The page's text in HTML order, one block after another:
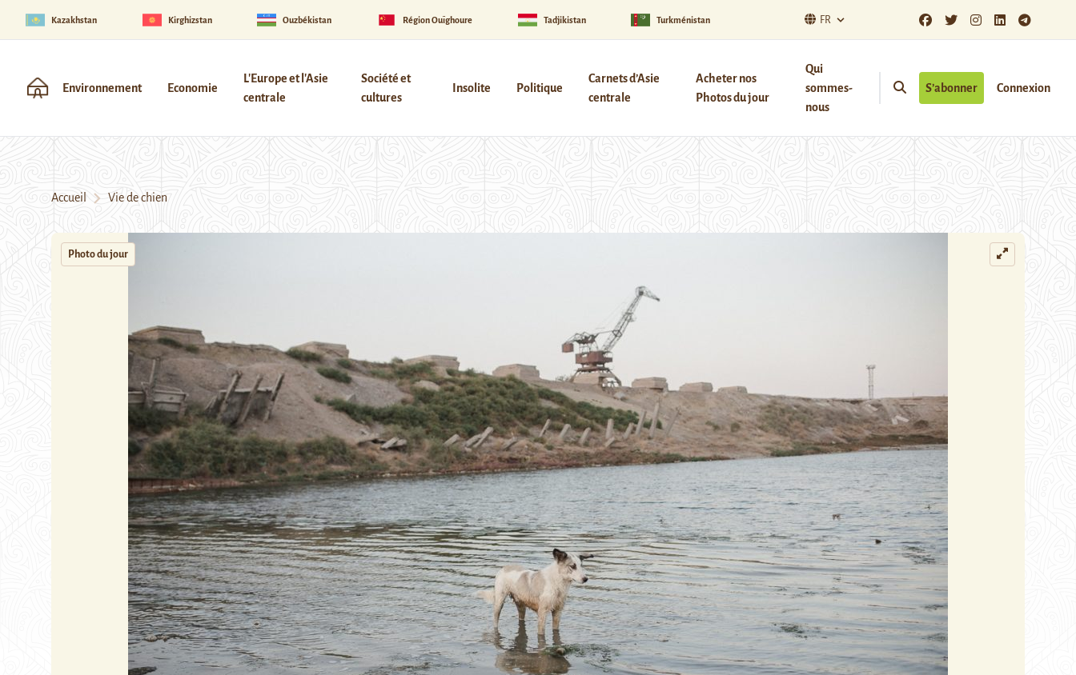
Kazakhstan Kirghizstan Ouzbékistan Région Ouïghoure Tadjikistan Turkménistan FR
Environnement Economie
L'Europe et l'Asie
centrale
Société et
cultures
Insolite Politique
Carnets d’Asie
centrale
Acheter nos
Photos du jour
Qui
sommes-
nous
S’abonner Connexion
Accueil Vie de chien
Photo du jour